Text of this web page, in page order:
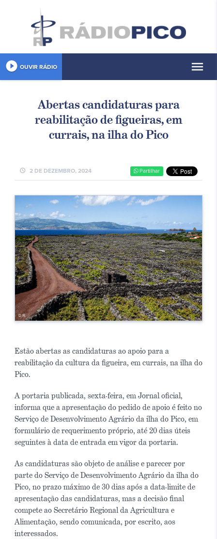
play_circle_filled OUVIR RÁDIO menu
Abertas candidaturas para
reabilitação de figueiras, em
currais, na ilha do Pico
schedule 2 DE DEZEMBRO, 2024 Partilhar
Estão abertas as candidaturas ao apoio para a
reabilitação da cultura da figueira, em currais, na ilha do
Pico.
A portaria publicada, sexta-feira, em Jornal oficial,
informa que a apresentação do pedido de apoio é feito no
Serviço de Desenvolvimento Agrário da ilha do Pico, em
formulário de requerimento próprio, até 20 dias úteis
seguintes à data de entrada em vigor da portaria.
As candidaturas são objeto de análise e parecer por
parte do Serviço de Desenvolvimento Agrário da ilha do
Pico, no prazo máximo de 30 dias após a data-limite de
apresentação das candidaturas, mas a decisão final
compete ao Secretário Regional da Agricultura e
Alimentação, sendo comunicada, por escrito, aos
interessados.